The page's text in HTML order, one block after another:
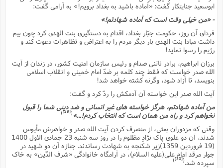
ابوسعید جنایتکار گفت: «آماده باشید به بغداد برویم!» به آرامى گفت:
- «من خیلى وقت است که آماده شهادتم!»
فرداى آن روز، حکومت جبّار بغداد، اقدام به دستگیرى بنت الهدى کرد چون بیم
داشت مبادا بنت الهدى بار دیگر مردم را به اعتراض و تظاهرات دعوت کند و
رژیم را رسوا نماید!
برزان ابراهیم، برادر ناتنى صدام و رئیس سازمان امنیت کشور، در زندان از آیت
الله صدر خواست که فقط چند کلمه بر ضدّ امام خمینى و انقلاب اسلامى
بنویسد، تا آزاد شود، وگرنه کشته خواهد شد!
آیت الله صدر این خواسته آن آدمکش را ردّ کرد و گفت:
من آماده شهادتم، هرگز خواسته هاى غیر انسانى و ضد دینى شما را قبول
نخواهم کرد و راه من همان است که انتخاب کردم!...»(
[29]
)
وقتى که مزدوران بعثى، از منصرف کردن آیت الله صدر و خواهرش مأیوس
شدند، آن دو علوى پاک نژادِ مظلوم را در روز سه شنبه 23 جمادى الاول 1400
(19 فروردین 1359)زیر شکنجه به شهادت رساندند. جنازه آن دو شهید در
جوار مرقد امام على(علیه السلام)، در آرامگاه خانوادگى «شرف الدّین» به خاک
سپرده شد. [30]
)